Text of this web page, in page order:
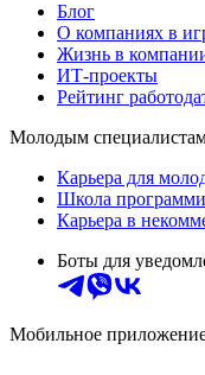
Блог
О компаниях в
Жизнь в
ИТ-проекты
Рейтинг
Молодым
Карьера для
Школа
Карьера в
Боты для
Мобильное